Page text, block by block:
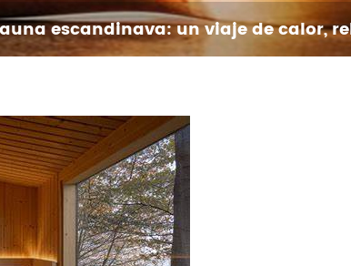
escandinava: un viaje de calor,